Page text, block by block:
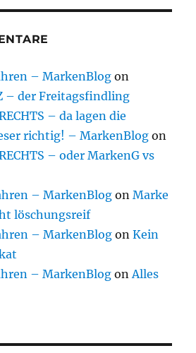
– MarkenBlog on
– der Freitagsfindling
– da lagen die
richtig! – MarkenBlog on
– oder MarkenG vs
– MarkenBlog onMarke
löschungsreif
– MarkenBlog onKein
– MarkenBlog onAlles